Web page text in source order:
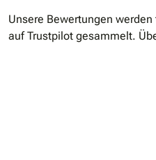
Unsere Bewertungen
auf Trustpilot gesammelt.